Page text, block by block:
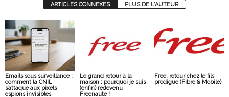
ARTICLES CONNEXES PLUS DE L'AUTEUR
Emails sous surveillance :
comment la CNIL
s’attaque aux pixels
espions invisibles
Le grand retour à la
maison : pourquoi je suis
(enfin) redevenu
Freenaute !
Free, retour chez le fils
prodigue (Fibre & Mobile)